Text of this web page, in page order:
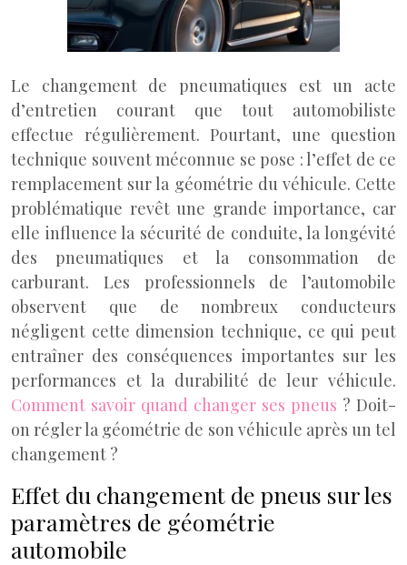
Le changement de pneumatiques est un acte
d’entretien courant que tout automobiliste
effectue régulièrement. Pourtant, une question
technique souvent méconnue se pose : l’effet de ce
remplacement sur la géométrie du véhicule. Cette
problématique revêt une grande importance, car
elle influence la sécurité de conduite, la longévité
des pneumatiques et la consommation de
carburant. Les professionnels de l’automobile
observent que de nombreux conducteurs
négligent cette dimension technique, ce qui peut
entraîner des conséquences importantes sur les
performances et la durabilité de leur véhicule.
Comment savoir quand changer ses pneus ? Doit-
on régler la géométrie de son véhicule après un tel
changement ?
Effet du changement de pneus sur les
paramètres de géométrie
automobile